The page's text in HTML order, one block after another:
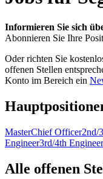
Informieren Sie sich
Abonnieren Sie Ihre
Oder richten Sie
offenen Stellen
Konto im Bereich ein
MasterChief Officer2nd/
Engineer3rd/4th Engineer
Alle offenen